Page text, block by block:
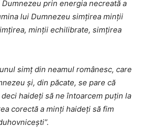
prin energia necreată a
lui Dumnezeu simțirea minții
minții echilibrate, simțirea
simț din neamul românesc, care
și, din păcate, se pare că
haideți să ne întoarcem puțin la
corectă a minți haideți să fim